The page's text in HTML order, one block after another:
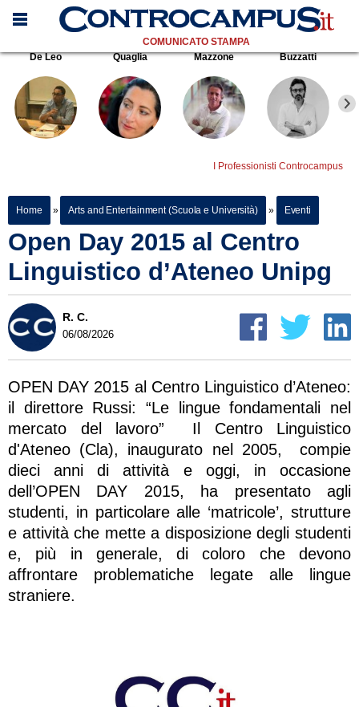
COMUNICATO STAMPA
De Leo
Quaglia Mazzone Buzzatti
I Professionisti Controcampus
Home » Arts and Entertainment (Scuola e Università) » Eventi
Open Day 2015 al Centro
Linguistico d’Ateneo Unipg
R. C.
06/08/2026
OPEN DAY 2015 al Centro Linguistico d’Ateneo:
il direttore Russi: “Le lingue fondamentali nel
mercato del lavoro” Il Centro Linguistico
d'Ateneo (Cla), inaugurato nel 2005, compie
dieci anni di attività e oggi, in occasione
dell’OPEN DAY 2015, ha presentato agli
studenti, in particolare alle ‘matricole’, strutture
e attività che mette a disposizione degli studenti
e, più in generale, di coloro che devono
affrontare problematiche legate alle lingue
straniere.